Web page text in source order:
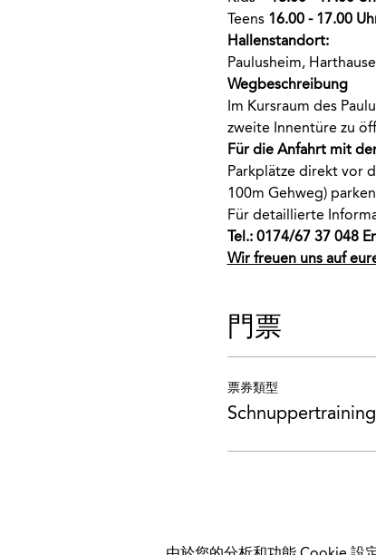
Teens 16.00 - 17.00
Hallenstandort:
Paulusheim,
Wegbeschreibung
Im Kursraum des
zweite Innentüre zu
Für die Anfahrt mit
Parkplätze direkt vor
100m Gehweg)
Für detaillierte
Tel.: 0174/67 37 048
Wir freuen uns auf
門票
票券類型
Schnuppertraining